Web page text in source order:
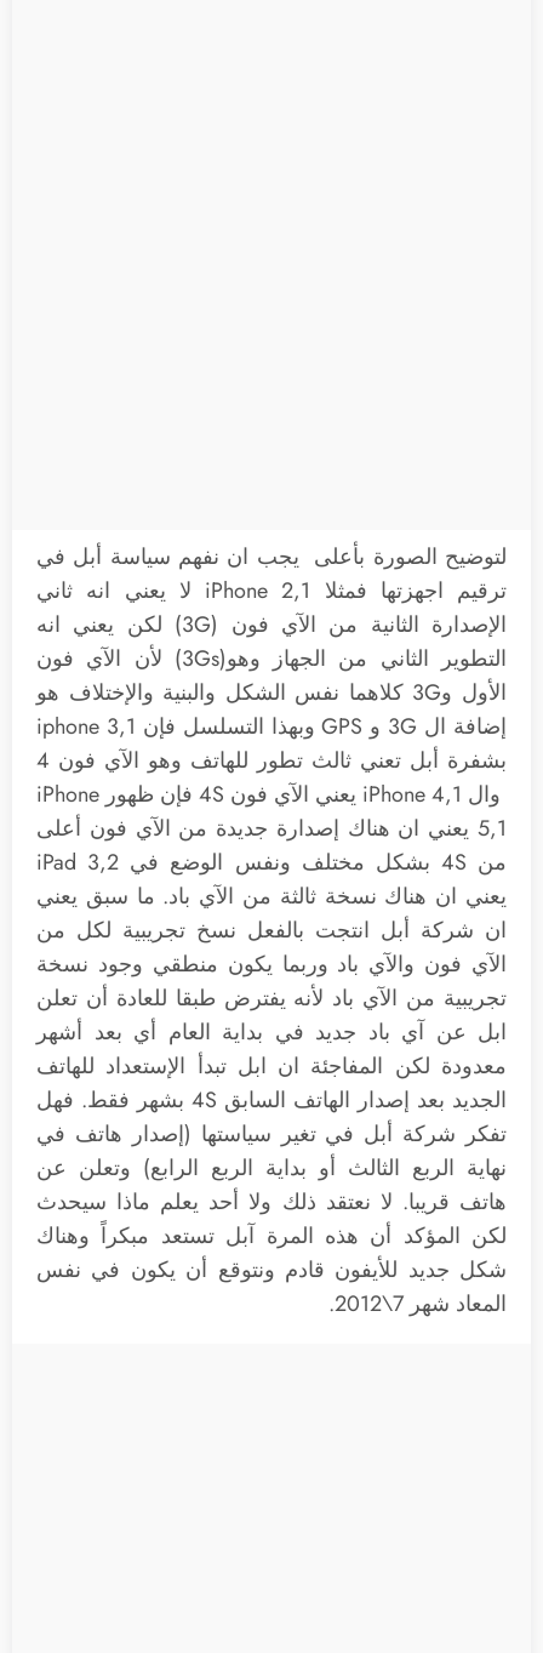
لتوضيح الصورة بأعلى يجب ان نفهم سياسة أبل في
ترقيم اجهزتها فمثلا iPhone 2,1 لا يعني انه ثاني
الإصدارة الثانية من الآي فون (3G) لكن يعني انه
التطوير الثاني من الجهاز وهو(3Gs) لأن الآي فون
الأول و3G كلاهما نفس الشكل والبنية والإختلاف هو
إضافة ال 3G و GPS وبهذا التسلسل فإن iphone 3,1
بشفرة أبل تعني ثالث تطور للهاتف وهو الآي فون 4
وال iPhone 4,1 يعني الآي فون 4S فإن ظهور iPhone
5,1 يعني ان هناك إصدارة جديدة من الآي فون أعلى
من 4S بشكل مختلف ونفس الوضع في iPad 3,2
يعني ان هناك نسخة ثالثة من الآي باد. ما سبق يعني
ان شركة أبل انتجت بالفعل نسخ تجريبية لكل من
الآي فون والآي باد وربما يكون منطقي وجود نسخة
تجريبية من الآي باد لأنه يفترض طبقا للعادة أن تعلن
ابل عن آي باد جديد في بداية العام أي بعد أشهر
معدودة لكن المفاجئة ان ابل تبدأ الإستعداد للهاتف
الجديد بعد إصدار الهاتف السابق 4S بشهر فقط. فهل
تفكر شركة أبل في تغير سياستها (إصدار هاتف في
نهاية الربع الثالث أو بداية الربع الرابع) وتعلن عن
هاتف قريبا. لا نعتقد ذلك ولا أحد يعلم ماذا سيحدث
لكن المؤكد أن هذه المرة آبل تستعد مبكراً وهناك
شكل جديد للأيفون قادم ونتوقع أن يكون في نفس
المعاد شهر 7\2012.